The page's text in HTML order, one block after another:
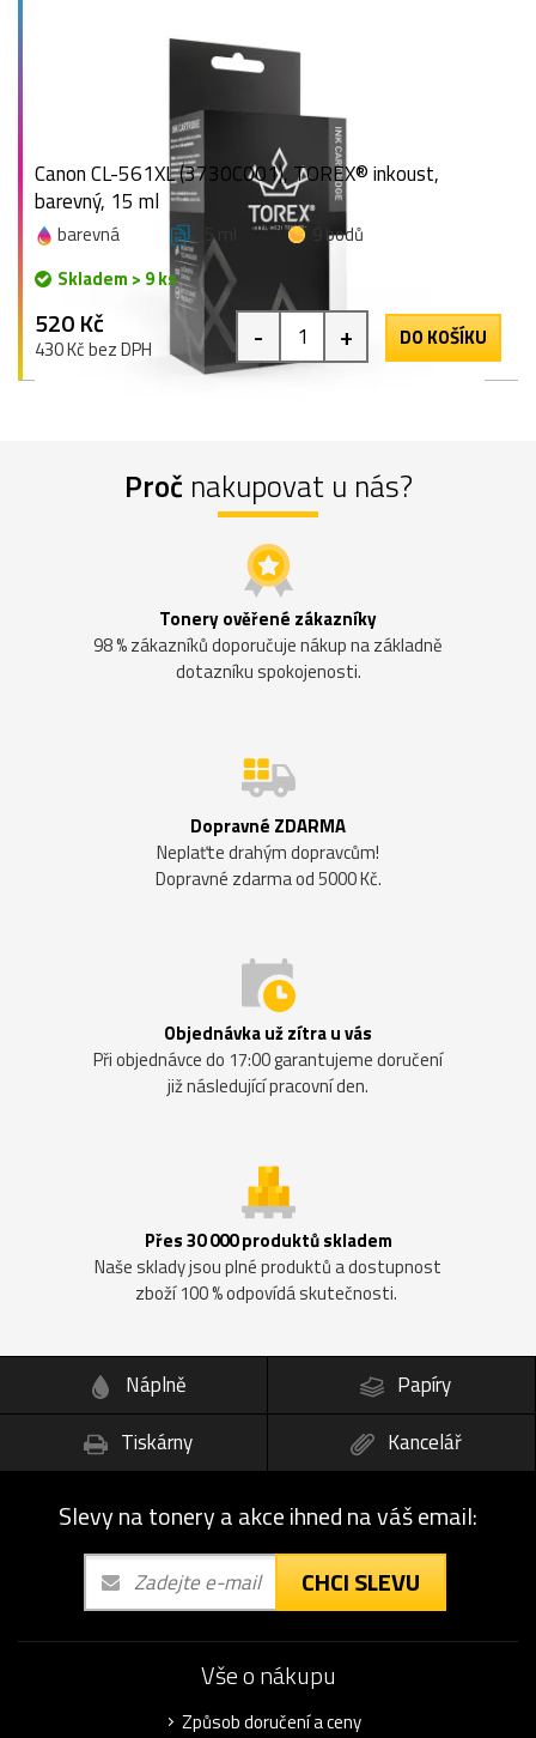
Canon CL-561XL (3730C001), TOREX® inkoust,
barevný, 15 ml
barevná 15 ml
9 bodů
Skladem > 9 ks
520 Kč
430 Kč bez DPH - + DO KOŠÍKU
Proč nakupovat u nás?
Tonery ověřené zákazníky
98 % zákazníků doporučuje nákup na základně
dotazníku spokojenosti.
Dopravné ZDARMA
Neplaťte drahým dopravcům!
Dopravné zdarma od 5000 Kč.
Objednávka už zítra u vás
Při objednávce do 17:00 garantujeme doručení
již následující pracovní den.
Přes 30 000 produktů skladem
Naše sklady jsou plné produktů a dostupnost
zboží 100 % odpovídá skutečnosti.
Náplně
Papíry
Tiskárny
Kancelář
Slevy na tonery a akce ihned na váš email:
CHCI SLEVU
Vše o nákupu
Způsob doručení a ceny